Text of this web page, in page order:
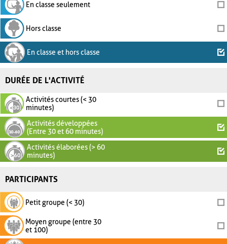
En classe seulement
Hors classe
En classe et hors classe
DURÉE DE L'ACTIVITÉ
Activités courtes (< 30
minutes)
Activités développées
(Entre 30 et 60 minutes)
Activités élaborées (> 60
minutes)
PARTICIPANTS
Petit groupe (< 30)
Moyen groupe (entre 30
et 100)